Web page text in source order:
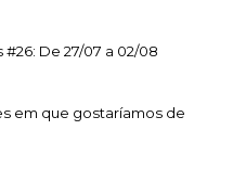
De 27/07 a 02/08
em que gostaríamos de